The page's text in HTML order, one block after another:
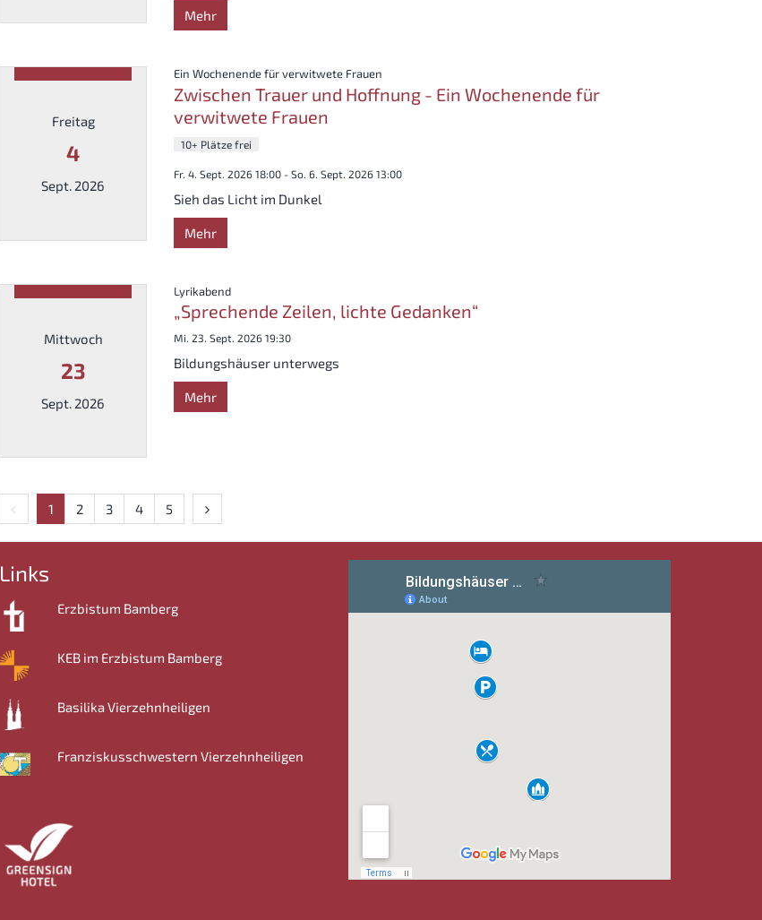
Mehr
Freitag
4
Sept. 2026
Ein Wochenende für verwitwete Frauen
Zwischen Trauer und Hoffnung - Ein Wochenende für
verwitwete Frauen
10+ Plätze frei
Fr. 4. Sept. 2026 18:00 - So. 6. Sept. 2026 13:00
Sieh das Licht im Dunkel
Mehr
Mittwoch
23
Sept. 2026
Lyrikabend:
„Sprechende Zeilen, lichte Gedanken“
Mi. 23. Sept. 2026 19:30
Bildungshäuser unterwegs
Mehr
Vorherige Seite
1 2 3 4 5 Nächste Seite
Links
Erzbistum Bamberg
KEB im Erzbistum Bamberg
Basilika Vierzehnheiligen
Franziskusschwestern Vierzehnheiligen